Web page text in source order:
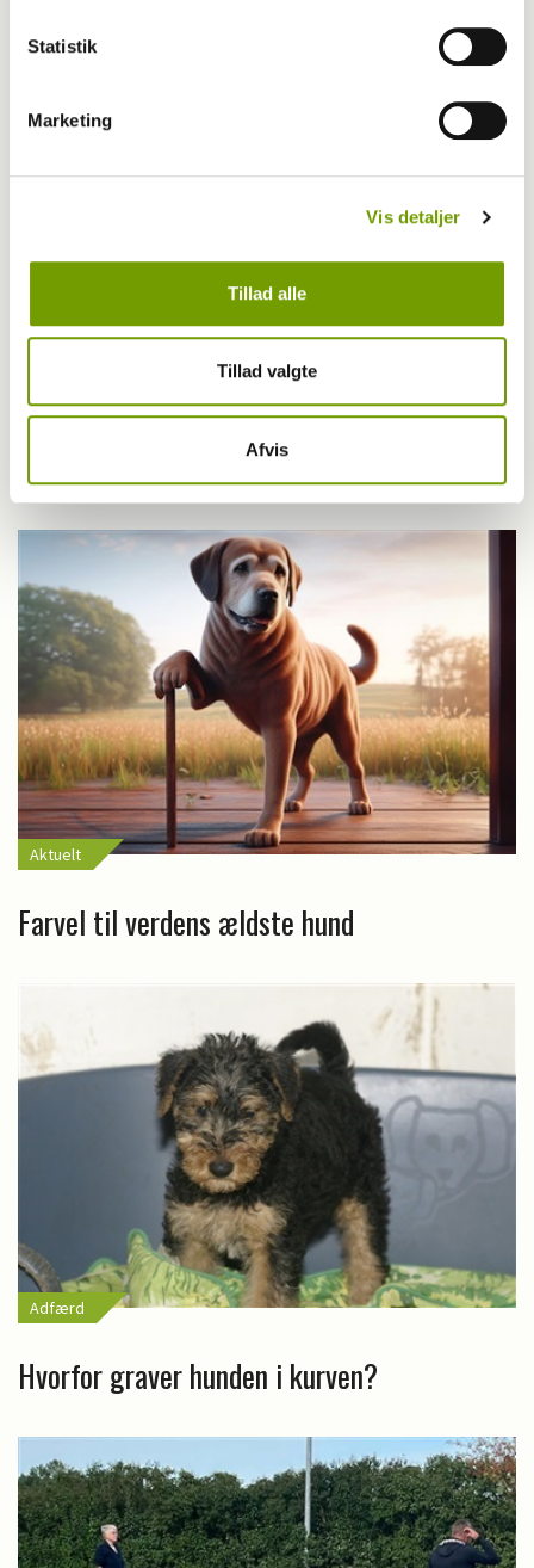
Statistik
Marketing
Vis detaljer
Tillad alle
Tillad valgte
Afvis
Britisk racedebat handler ikke om nyt
forbud
Aktuelt
Farvel til verdens ældste hund
Adfærd
Hvorfor graver hunden i kurven?